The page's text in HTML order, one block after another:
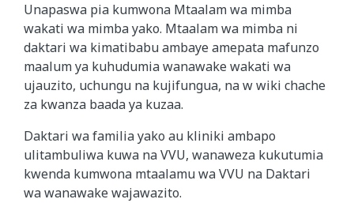
Unapaswa pia kumwona Mtaalam wa mimba
wakati wa mimba yako. Mtaalam wa mimba ni
daktari wa kimatibabu ambaye amepata mafunzo
maalum ya kuhudumia wanawake wakati wa
ujauzito, uchungu na kujifungua, na w wiki chache
za kwanza baada ya kuzaa.
Daktari wa familia yako au kliniki ambapo
ulitambuliwa kuwa na VVU, wanaweza kukutumia
kwenda kumwona mtaalamu wa VVU na Daktari
wa wanawake wajawazito.